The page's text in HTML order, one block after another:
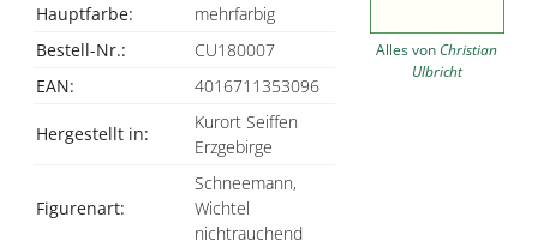
Hauptfarbe:
mehrfarbig
Bestell-Nr.:
CU180007
EAN:
4016711353096
Hergestellt in:
Kurort Seiffen
Erzgebirge
Figurenart:
Schneemann,
Wichtel
nichtrauchend
Alles von Christian
Ulbricht